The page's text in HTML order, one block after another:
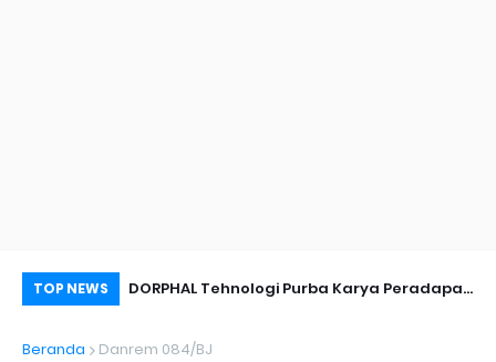
TOP NEWS
Anies
DORPHAL Tehnologi Purba Karya Peradapan
Beranda
Danrem 084/BJ